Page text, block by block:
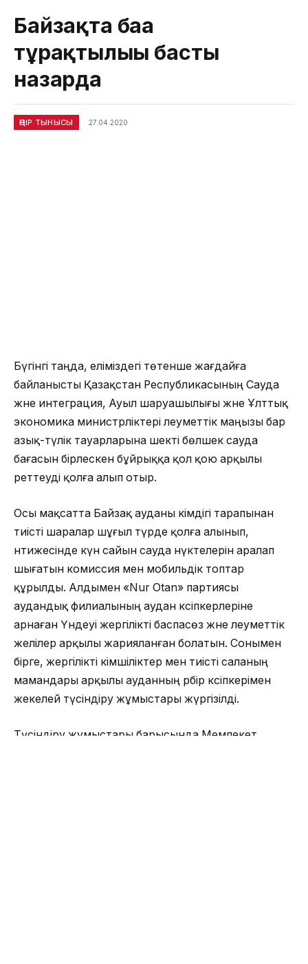
Байзақта баға
тұрақтылығы басты
назарда
ӨҢІР ТЫНЫСЫ 27.04.2020
Бүгінгі таңда, еліміздегі төтенше жағдайға
байланысты Қазақстан Республикасының Сауда
және интеграция, Ауыл шаруашылығы және Ұлттық
экономика министрліктері әлеуметтік маңызы бар
азық-түлік тауарларына шекті бөлшек сауда
бағасын бірлескен бұйрыққа қол қою арқылы
реттеуді қолға алып отыр.
Осы мақсатта Байзақ ауданы әкімдігі тарапынан
тиісті шаралар шұғыл түрде қолға алынып,
нәтижесінде күн сайын сауда нүктелерін аралап
шығатын комиссия мен мобильдік топтар
құрылды. Алдымен «Nur Otan» партиясы
аудандық филиалының аудан кәсіпкерлеріне
арнаған Үндеуі жергілікті баспасөз және әлеуметтік
желілер арқылы жарияланған болатын. Сонымен
бірге, жергілікті әкімшіліктер мен тиісті саланың
мамандары арқылы ауданның әрбір кәсіпкерімен
жекелей түсіндіру жұмыстары жүргізілді.
Түсіндіру жұмыстары барысында Мемлекет